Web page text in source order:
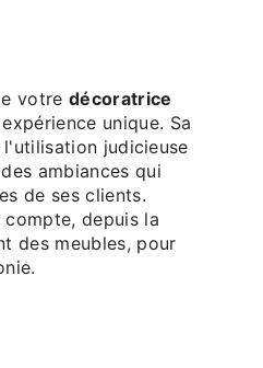
votredécoratrice
unique. Sa
judicieuse
ambiances qui
de ses clients.
depuis la
des meubles, pour